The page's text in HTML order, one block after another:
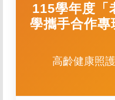
115學年度「
學攜手合作
高齡健康照